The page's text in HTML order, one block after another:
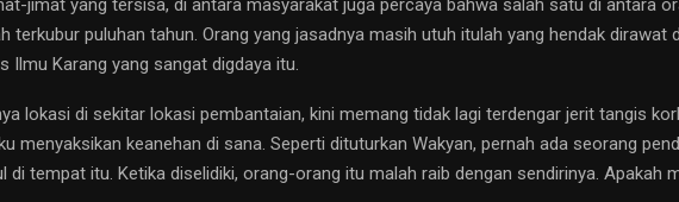
terkubur puluhan tahun. Orang yang jasadnya masih utuh itulah yang hendak
Ilmu Karang yang sangat digdaya itu.
lokasi di sekitar lokasi pembantaian, kini memang tidak lagi terdengar jerit tangis
menyaksikan keanehan di sana. Seperti dituturkan Wakyan, pernah ada seorang
di tempat itu. Ketika diselidiki, orang-orang itu malah raib dengan sendirinya.